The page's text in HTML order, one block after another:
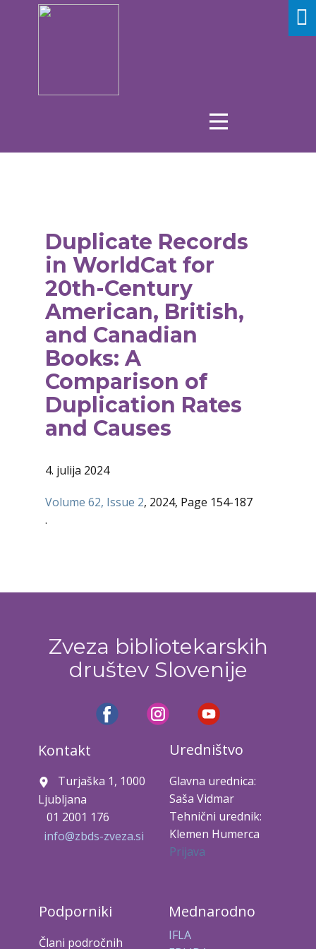
Duplicate Records
in WorldCat for
20th-Century
American, British,
and Canadian
Books: A
Comparison of
Duplication Rates
and Causes
4. julija 2024
Volume 62, Issue 2, 2024, Page 154-187
.
Zveza bibliotekarskih
društev Slovenije
Kontakt
Turjaška 1, 1000
Ljubljana
01 2001 176
info@zbds-zveza.si
Uredništvo
Glavna urednica:
Saša Vidmar
Tehnični urednik:
Klemen Humerca
Prijava
Podporniki
Člani področnih
Mednarodno
IFLA